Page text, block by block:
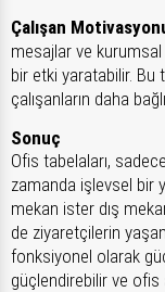
Çalışan
mesajlar ve kurumsal
bir etki yaratabilir. Bu
çalışanların daha
Sonuç
Ofis tabelaları,
zamanda işlevsel bir
mekan ister dış
de ziyaretçilerin
fonksiyonel olarak
güçlendirebilir ve ofis